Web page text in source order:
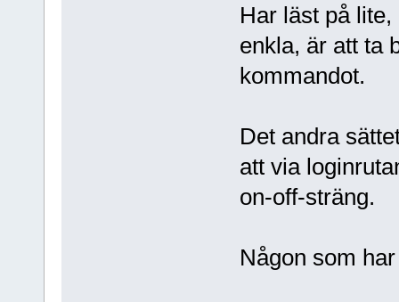
Har läst på
enkla, är att ta
kommandot.
Det andra
att via
on-off-sträng.
Någon som